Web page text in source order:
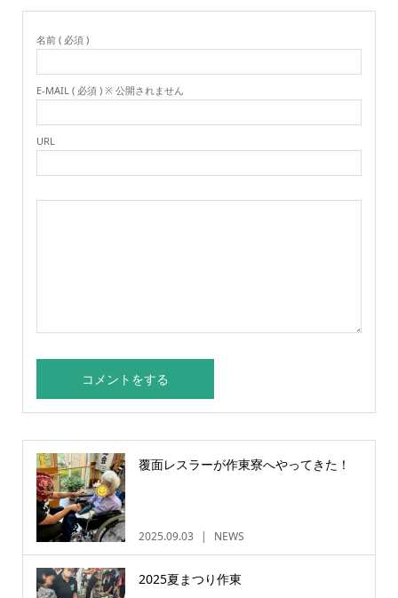
名前 ( 必須 )
E-MAIL ( 必須 ) ※ 公開されません
URL
覆面レスラーが作東寮へやってきた！
2025.09.03 NEWS
2025夏まつり作東